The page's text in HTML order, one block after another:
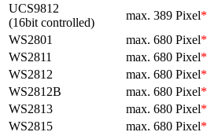
UCS9812
(16bit controlled)
max. 389 Pixel*
WS2801
max. 680 Pixel*
WS2811
max. 680 Pixel*
WS2812
max. 680 Pixel*
WS2812B
max. 680 Pixel*
WS2813
max. 680 Pixel*
WS2815
max. 680 Pixel*